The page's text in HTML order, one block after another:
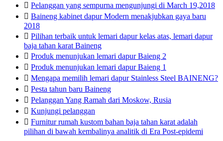
 Pelanggan yang sempurna mengunjungi di March 19,2018
 Baineng kabinet dapur Modern menakjubkan gaya baru
2018
 Pilihan terbaik untuk lemari dapur kelas atas, lemari dapur
baja tahan karat Baineng
 Produk menunjukan lemari dapur Baieng 2
 Produk menunjukan lemari dapur Baieng 1
 Mengapa memilih lemari dapur Stainless Steel BAINENG?
 Pesta tahun baru Baineng
 Pelanggan Yang Ramah dari Moskow, Rusia
 Kunjungi pelanggan
 Furnitur rumah kustom bahan baja tahan karat adalah
pilihan di bawah kembalinya analitik di Era Post-epidemi